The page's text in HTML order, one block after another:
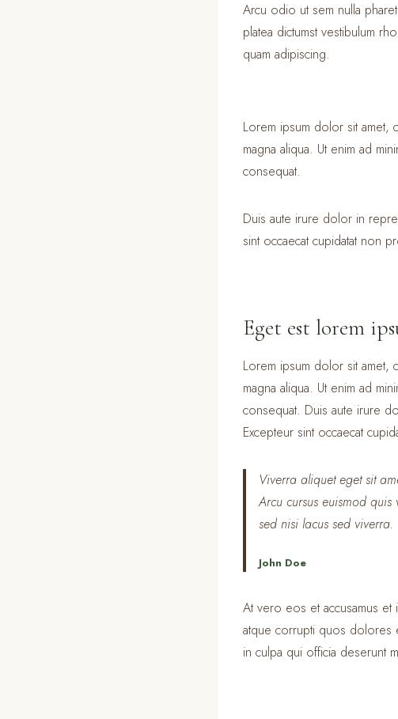
Arcu odio ut sem nulla
platea dictumst vestibulum
quam adipiscing.
Lorem ipsum dolor sit
magna aliqua. Ut enim ad
consequat.
Duis aute irure dolor in
sint occaecat cupidatat non
Eget est lorem
Lorem ipsum dolor sit
magna aliqua. Ut enim ad
consequat. Duis aute irure
Excepteur sint occaecat
Viverra aliquet eget sit
Arcu cursus euismod
sed nisi lacus sed viverra.
John Doe
At vero eos et accusamus et
atque corrupti quos dolores
in culpa qui officia deserunt